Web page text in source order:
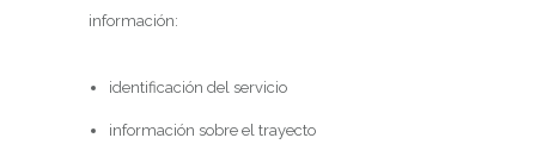
información:
identificación del servicio
información sobre el trayecto